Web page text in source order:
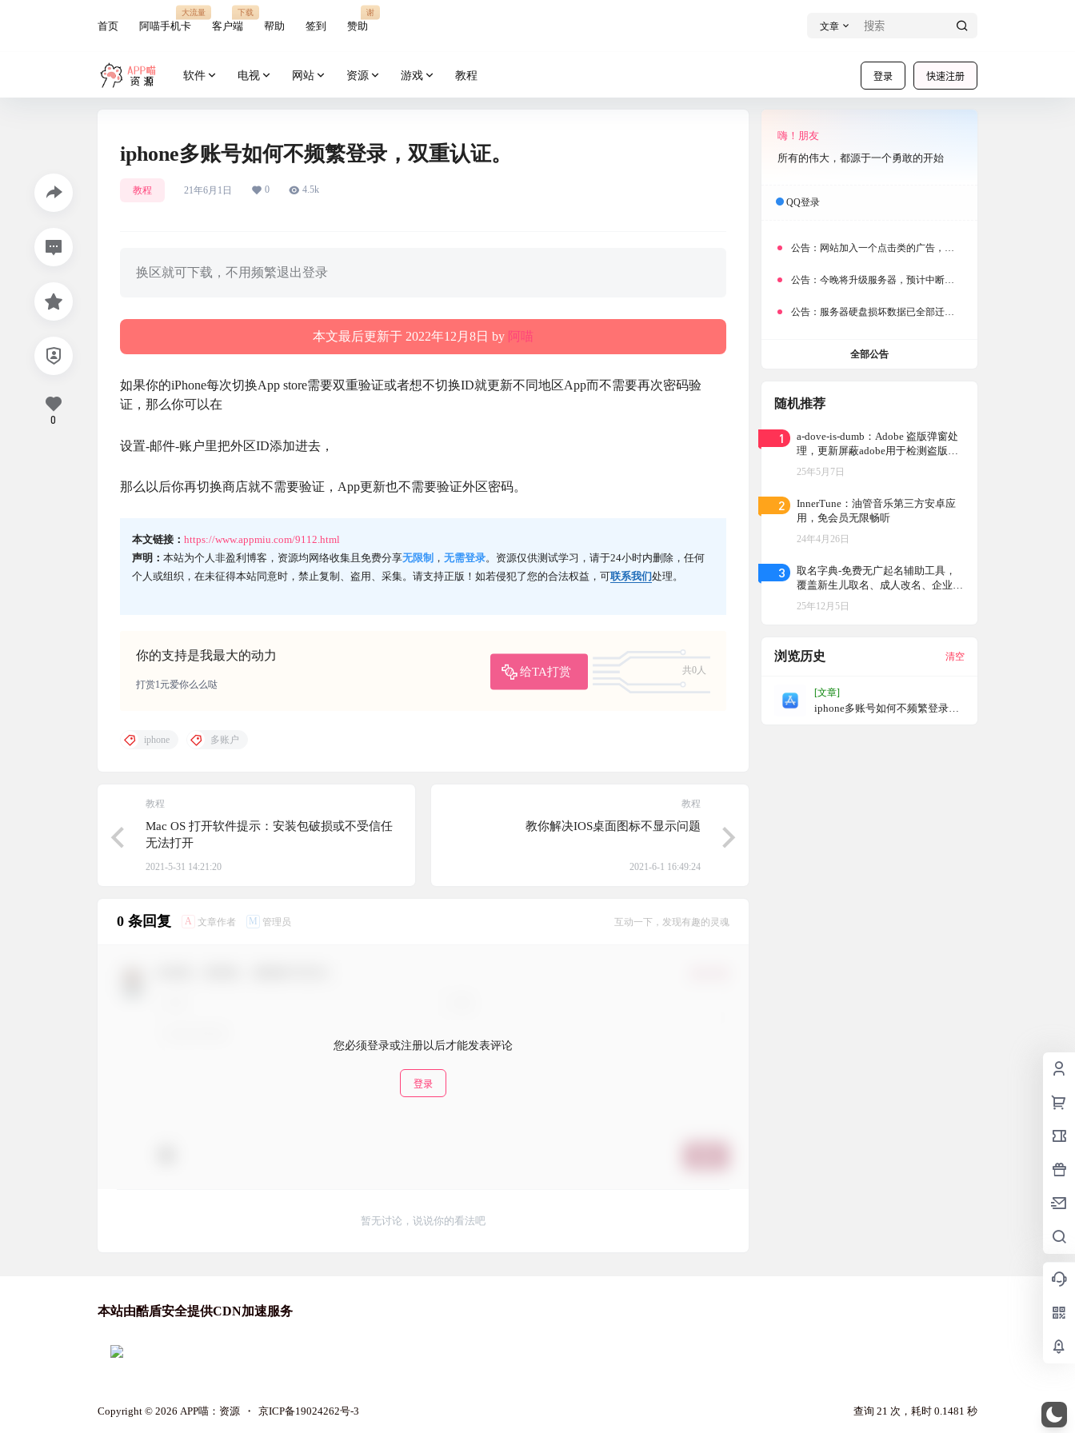
首页 阿喵手机卡
大流量
客户端
下载
帮助 签到 赞助
谢
文章
登录 快速注册
软件 电视 网站 资源 游戏 教程
iphone多账号如何不频繁登录，双重认证。
教程 21年6月1日 0 4.5k
换区就可下载，不用频繁退出登录
本文最后更新于 2022年12月8日 by 阿喵
如果你的iPhone每次切换App store需要双重验证或者想不切换ID就更新不同地区App而不需要再次密码验
证，那么你可以在
设置-邮件-账户里把外区ID添加进去，
那么以后你再切换商店就不需要验证，App更新也不需要验证外区密码。
本文链接： https://www.appmiu.com/9112.html
声明： 本站为个人非盈利博客，资源均网络收集且免费分享无限制 ， 无需登录。资源仅供测试学习，请于24小时内删除，任何
个人或组织，在未征得本站同意时，禁止复制、盗用、采集。请支持正版！如若侵犯了您的合法权益，可联系我们处理。
你的支持是我最大的动力
给TA打赏
共0人
打赏1元爱你么么哒
0
iphone 多账户
教程
Mac OS 打开软件提示：安装包破损或不受信任
无法打开
2021-5-31 14:21:20
教程
教你解决IOS桌面图标不显示问题
2021-6-1 16:49:24
0 条回复 A 文章作者 M 管理员 互动一下，发现有趣的灵魂
您必须登录或注册以后才能发表评论
登录
暂无讨论，说说你的看法吧
嗨！朋友
所有的伟大，都源于一个勇敢的开始
QQ登录
公告： 网站加入一个点击类的广告，大家点击下载按钮需要注意
公告： 今晚将升级服务器，预计中断时常为1分钟
公告： 服务器硬盘损坏数据已全部迁移备份，网站恢复完成！
全部公告
随机推荐
1
a-dove-is-dumb：Adobe 盗版弹窗处
理，更新屏蔽adobe用于检测盗版的
子域名
25年5月7日
2
InnerTune：油管音乐第三方安卓应
用，免会员无限畅听
24年4月26日
3
取名字典-免费无广起名辅助工具，
覆盖新生儿取名、成人改名、企业命
名、网名昵称创作等多元场景
25年12月5日
浏览历史 清空
[文章]
iphone多账号如何不频繁登录，
本站由酷盾安全提供CDN加速服务
Copyright © 2026 APP喵：资源 ・ 京ICP备19024262号-3 查询 21 次，耗时 0.1481 秒